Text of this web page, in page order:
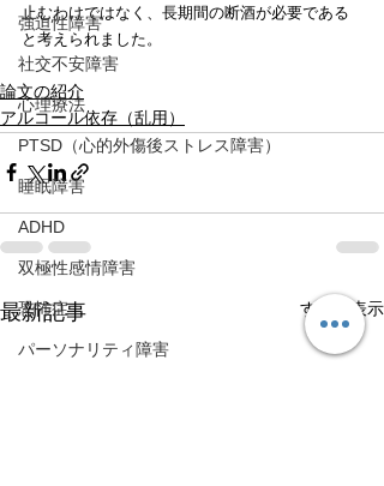
強迫性障害
社交不安障害
心理療法
PTSD（心的外傷後ストレス障害）
睡眠障害
ADHD
双極性感情障害
恐怖症
パーソナリティ障害
止むわけではなく、長期間の断酒が必要である
と考えられました。
論文の紹介
アルコール依存（乱用）
最新記事 すべて表示